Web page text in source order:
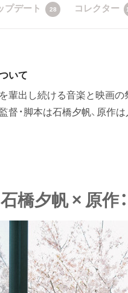
プデート 28 コレクター
いて
輩出し続ける音楽と映画
督・脚本は石橋夕帆、原
石橋夕帆 × 原